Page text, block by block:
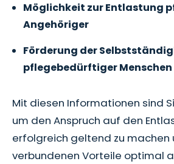
Möglichkeit zur Entlastung
Angehöriger
Förderung der
pflegebedürftiger Menschen
Mit diesen Informationen sind
um den Anspruch auf den
erfolgreich geltend zu
verbundenen Vorteile optimal